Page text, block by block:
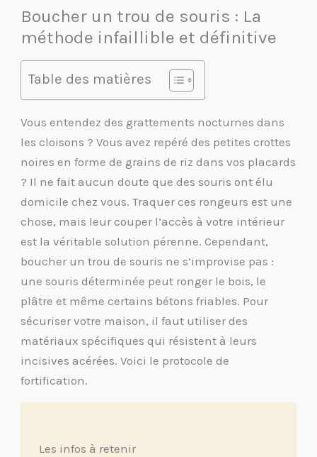
Boucher un trou de souris : La
méthode infaillible et définitive
Table des matières
Vous entendez des grattements nocturnes dans
les cloisons ? Vous avez repéré des petites crottes
noires en forme de grains de riz dans vos placards
? Il ne fait aucun doute que des souris ont élu
domicile chez vous. Traquer ces rongeurs est une
chose, mais leur couper l’accès à votre intérieur
est la véritable solution pérenne. Cependant,
boucher un trou de souris ne s’improvise pas :
une souris déterminée peut ronger le bois, le
plâtre et même certains bétons friables. Pour
sécuriser votre maison, il faut utiliser des
matériaux spécifiques qui résistent à leurs
incisives acérées. Voici le protocole de
fortification.
Les infos à retenir